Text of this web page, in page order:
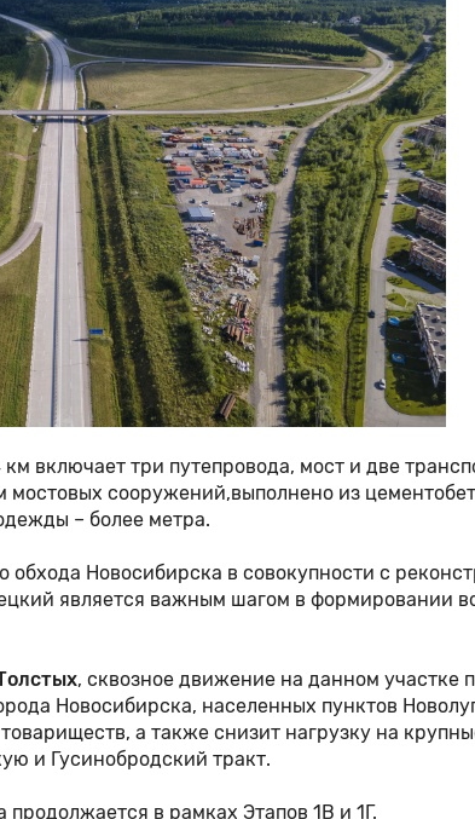
включает три путепровода, мост и две
сооружений,выполнено из
– более метра.
обхода Новосибирска в совокупности с
является важным шагом в формировании
, сквозное движение на данном участке
Новосибирска, населенных пунктов
а также снизит нагрузку на
и Гусинобродский тракт.
в рамках Этапов 1В и 1Г.